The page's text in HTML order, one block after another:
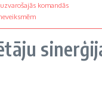
komandās